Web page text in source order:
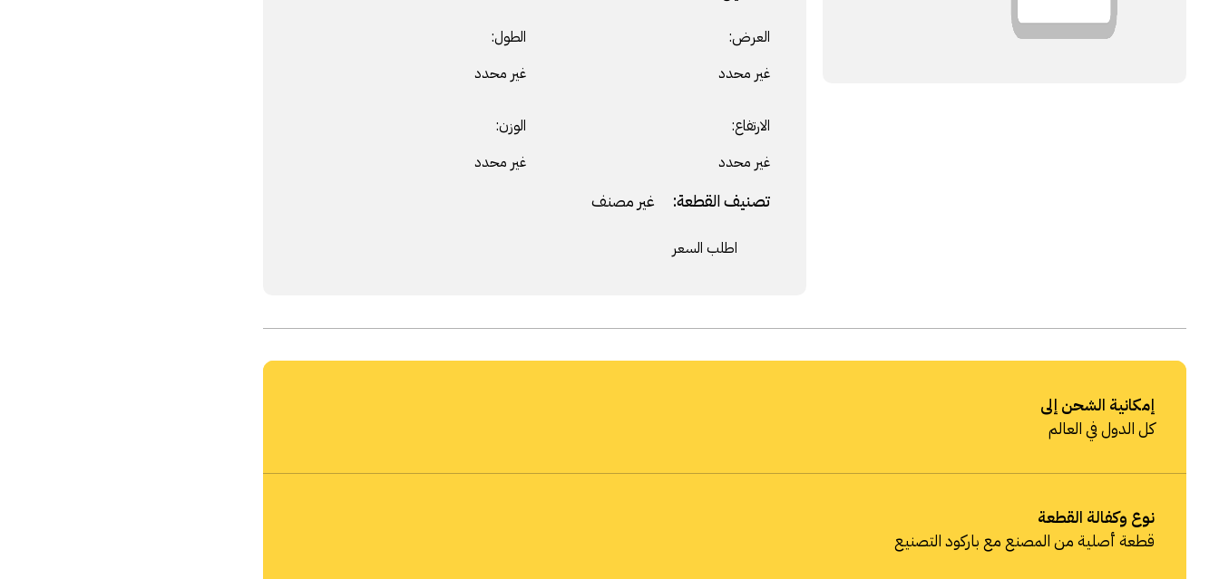
العرض:
غير محدد
الطول:
غير محدد
الارتفاع:
غير محدد
الوزن:
غير محدد
تصنيف القطعة: غير مصنف
اطلب السعر
إمكانية الشحن إلى
كل الدول في العالم
نوع وكفالة القطعة
قطعة أصلية من المصنع مع باركود التصنيع